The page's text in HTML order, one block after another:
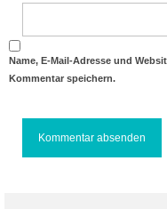
Name, E-Mail-Adresse und
Kommentar speichern.